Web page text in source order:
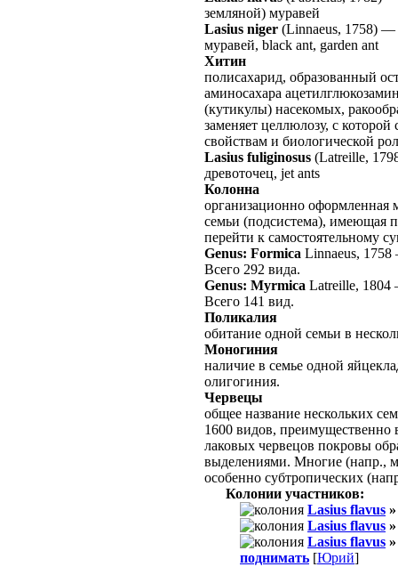
земляной) муравей
Lasius niger (Linnaeus, 1758) —
муравей, black ant, garden ant
Хитин
полисахарид, образованный
аминосахара
(кутикулы) насекомых,
заменяет целлюлозу, с
свойствам и биологической
Lasius fuliginosus (Latreille,
древоточец, jet ants
Колонна
организационно оформленная
семьи (подсистема), имеющая
перейти к самостоятельному
Genus: Formica Linnaeus, 1758
Всего 292 вида.
Genus: Myrmica Latreille, 1804
Всего 141 вид.
Поликалия
обитание одной семьи в
Моногиния
наличие в семье одной
олигогиния.
Червецы
общее название нескольких
1600 видов, преимущественно
лаковых червецов покровы
выделениями. Многие (напр.,
особенно субтропических
Колонии участников:
Lasius flavus
Lasius flavus
Lasius flavus
поднимать [Юрий]